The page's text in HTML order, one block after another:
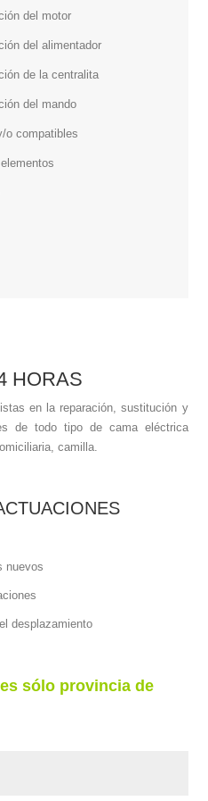
del motor
del alimentador
de la centralita
del mando
o compatibles
HORAS
en la reparación, sustitución y
de todo tipo de cama eléctrica
camilla.
nuevos
desplazamiento
sólo provincia de